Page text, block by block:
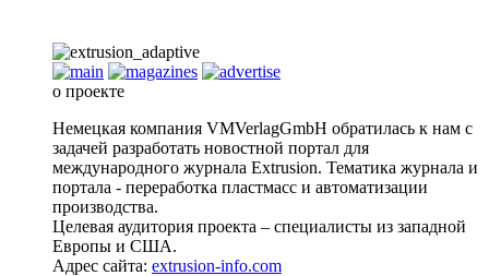
о проекте
Немецкая компания VMVerlagGmbH обратилась к нам с
задачей разработать новостной портал для
международного журнала Extrusion. Тематика журнала и
портала - переработка пластмасс и автоматизации
производства.
Целевая аудитория проекта – специалисты из западной
Европы и США.
Адрес сайта: extrusion-info.com